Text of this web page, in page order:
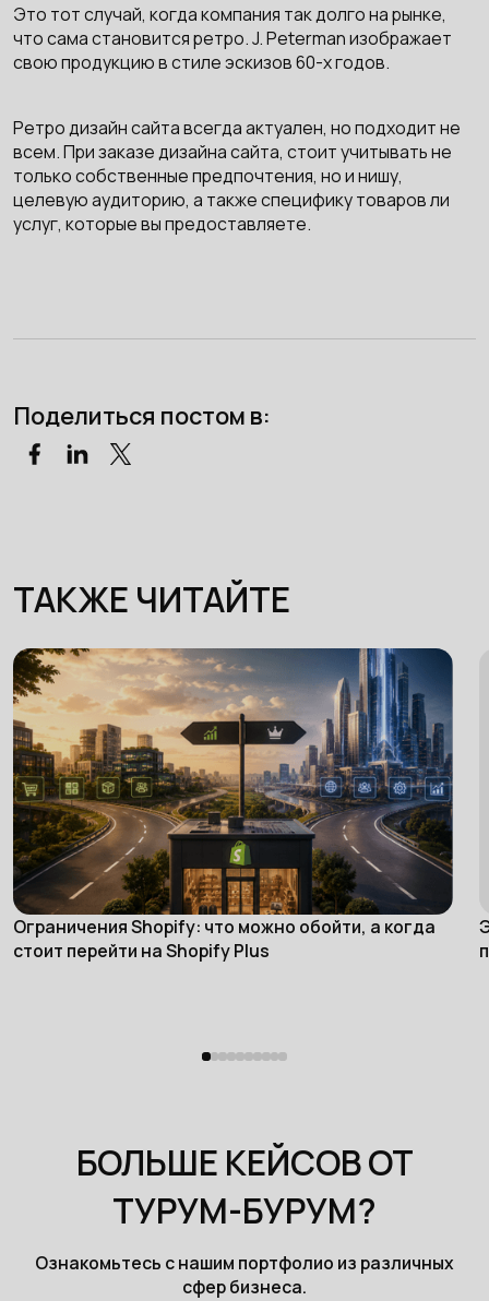
Это тот случай, когда компания так долго на рынке,
что сама становится ретро. J. Peterman изображает
свою продукцию в стиле эскизов 60-х годов.
Ретро дизайн сайта всегда актуален, но подходит не
всем. При заказе дизайна сайта, стоит учитывать не
только собственные предпочтения, но и нишу,
целевую аудиторию, а также специфику товаров ли
услуг, которые вы предоставляете.
Поделиться постом в:
ТАКЖЕ ЧИТАЙТЕ
eCommerce
Ограничения Shopify: что можно обойти, а когда
стоит перейти на Shopify Plus
БОЛЬШЕ КЕЙСОВ ОТ
ТУРУМ-БУРУМ?
Ознакомьтесь с нашим портфолио из различных
сфер бизнеса.